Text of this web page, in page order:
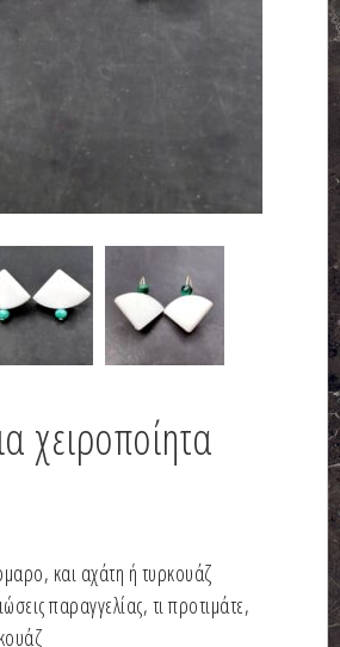
χειροποίητα
και αχάτη ή τυρκουάζ
παραγγελίας, τι προτιμάτε,